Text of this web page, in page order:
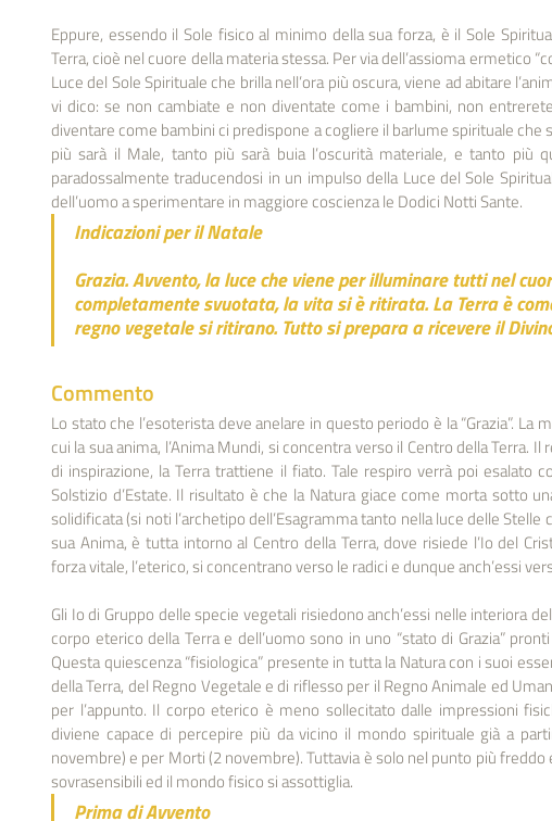
Eppure, essendo il Sole fisico al minimo della sua forza, è il Sole
Terra, cioè nel cuore della materia stessa. Per via dell’assioma ermetico
Luce del Sole Spirituale che brilla nell’ora più oscura, viene ad abitare
vi dico: se non cambiate e non diventate come i bambini, non
diventare come bambini ci predispone a cogliere il barlume spirituale che
più sarà il Male, tanto più sarà buia l’oscurità materiale, e tanto più
paradossalmente traducendosi in un impulso della Luce del Sole
dell’uomo a sperimentare in maggiore coscienza le Dodici Notti Sante.
Indicazioni per il Natale
Grazia. Avvento, la luce che viene per illuminare tutti nel
completamente svuotata, la vita si è ritirata. La Terra è
regno vegetale si ritirano. Tutto si prepara a ricevere il
Commento
Lo stato che l’esoterista deve anelare in questo periodo è la “Grazia”.
cui la sua anima, l’Anima Mundi, si concentra verso il Centro della Terra.
di inspirazione, la Terra trattiene il fiato. Tale respiro verrà poi esalato
Solstizio d’Estate. Il risultato è che la Natura giace come morta sotto
solidificata (si noti l’archetipo dell’Esagramma tanto nella luce delle Stelle
sua Anima, è tutta intorno al Centro della Terra, dove risiede l’Io del
forza vitale, l’eterico, si concentrano verso le radici e dunque anch’essi
Gli Io di Gruppo delle specie vegetali risiedono anch’essi nelle interiora
corpo eterico della Terra e dell’uomo sono in uno “stato di Grazia”
Questa quiescenza “fisiologica” presente in tutta la Natura con i suoi
della Terra, del Regno Vegetale e di riflesso per il Regno Animale ed
per l’appunto. Il corpo eterico è meno sollecitato dalle impressioni
diviene capace di percepire più da vicino il mondo spirituale già a
novembre) e per Morti (2 novembre). Tuttavia è solo nel punto più
sovrasensibili ed il mondo fisico si assottiglia.
Prima di Avvento